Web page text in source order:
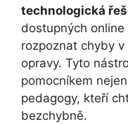
technologická
dostupných
rozpoznat chyby
opravy. Tyto
pomocníkem
pedagogy, kteří
bezchybně.